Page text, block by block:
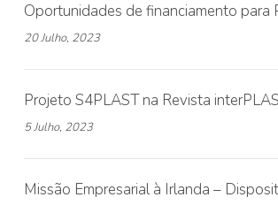
Oportunidades de financiamento para
20 Julho, 2023
Projeto S4PLAST na Revista
5 Julho, 2023
Missão Empresarial à Irlanda –